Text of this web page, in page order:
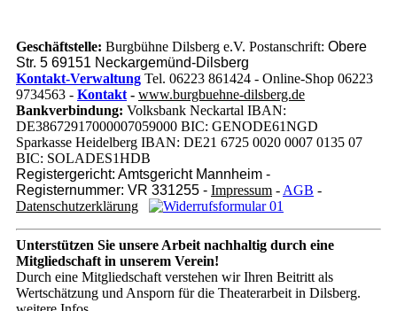
Geschäftstelle: Burgbühne Dilsberg e.V. Postanschrift: Obere
Str. 5 69151 Neckargemünd-Dilsberg
Kontakt-Verwaltung Tel. 06223 861424 - Online-Shop 06223
9734563 - Kontakt - www.burgbuehne-dilsberg.de
Bankverbindung: Volksbank Neckartal IBAN:
DE38672917000007059000 BIC: GENODE61NGD
Sparkasse Heidelberg IBAN: DE21 6725 0020 0007 0135 07
BIC: SOLADES1HDB
Registergericht: Amtsgericht Mannheim -
Registernummer: VR 331255 - Impressum - AGB -
Datenschutzerklärung
Unterstützen Sie unsere Arbeit nachhaltig durch eine
Mitgliedschaft in unserem Verein!
Durch eine Mitgliedschaft verstehen wir Ihren Beitritt als
Wertschätzung und Ansporn für die Theaterarbeit in Dilsberg.